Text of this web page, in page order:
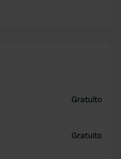
Gratuito
Gratuito